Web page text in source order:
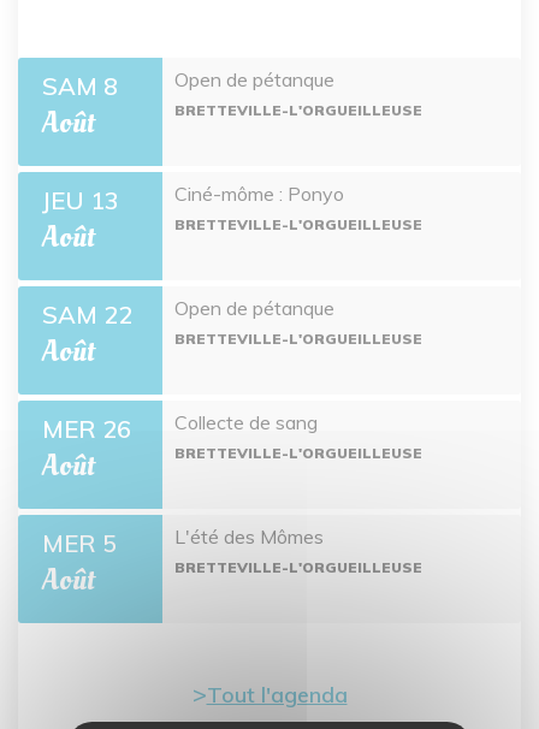
SAM 8
Août
Open de pétanque
BRETTEVILLE-L'ORGUEILLEUSE
JEU 13
Août
Ciné-môme : Ponyo
BRETTEVILLE-L'ORGUEILLEUSE
SAM 22
Août
Open de pétanque
BRETTEVILLE-L'ORGUEILLEUSE
MER 26
Août
Collecte de sang
BRETTEVILLE-L'ORGUEILLEUSE
MER 5
Août
L'été des Mômes
BRETTEVILLE-L'ORGUEILLEUSE
Tout l'agenda